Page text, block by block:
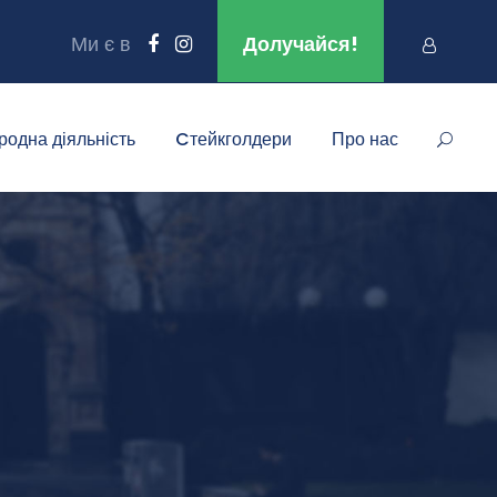
Ми є в Долучайся!
діяльність Cтейкголдери Про нас